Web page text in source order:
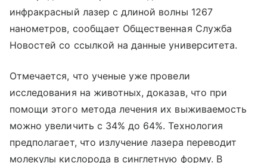
инфракрасный лазер с длиной волны 1267
нанометров, сообщает Общественная Служба
Новостей со ссылкой на данные университета.
Отмечается, что ученые уже провели
исследования на животных, доказав, что при
помощи этого метода лечения их выживаемость
можно увеличить с 34% до 64%. Технология
предполагает, что излучение лазера переводит
молекулы кислорода в синглетную форму. В